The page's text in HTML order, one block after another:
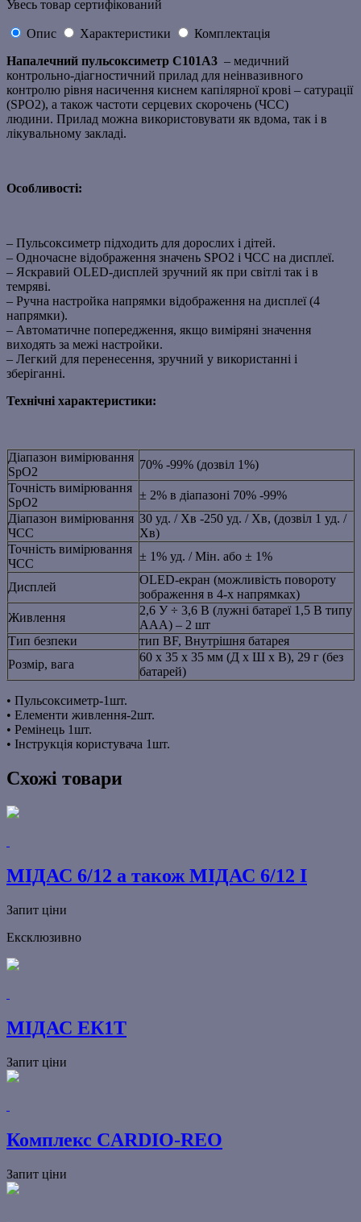
Увесь товар сертифікований
Опис Характеристики
Комплектація
Напалечний пульсоксиметр С101A3 – медичний
контрольно-діагностичний прилад для неінвазивного
контролю рівня насичення киснем капілярної крові – сатурації
(SPO2), а також частоти серцевих скорочень (ЧСС)
людини. Прилад можна використовувати як вдома, так і в
лікувальному закладі.
Особливості:
– Пульсоксиметр підходить для дорослих і дітей.
– Одночасне відображення значень SPO2 і ЧСС на дисплеї.
– Яскравий OLED-дисплей зручний як при світлі так і в
темряві.
– Ручна настройка напрямки відображення на дисплеї (4
напрямки).
– Автоматичне попередження, якщо виміряні значення
виходять за межі настройки.
– Легкий для перенесення, зручний у використанні і
зберіганні.
Технічні характеристики:
Діапазон вимірювання
SpO2
70% -99% (дозвіл 1%)
Точність вимірювання
SpO2
± 2% в діапазоні 70% -99%
Діапазон вимірювання
ЧСС
30 уд. / Хв -250 уд. / Хв, (дозвіл 1 уд. /
Хв)
Точність вимірювання
ЧСС
± 1% уд. / Мін. або ± 1%
Дисплей
OLED-екран (можливість повороту
зображення в 4-х напрямках)
Живлення
2,6 У ÷ 3,6 В (лужні батареї 1,5 В типу
AAA) – 2 шт
Тип безпеки
тип BF, Внутрішня батарея
Розмір, вага
60 x 35 x 35 мм (Д x Ш x В), 29 г (без
батарей)
• Пульсоксиметр-1шт.
• Елементи живлення-2шт.
• Ремінець 1шт.
• Інструкція користувача 1шт.
Схожі товари
МІДАС 6/12 а також МІДАС 6/12 І
Запит ціни
Ексклюзивно
МІДАС ЕК1Т
Запит ціни
Комплекс CARDIO-REO
Запит ціни